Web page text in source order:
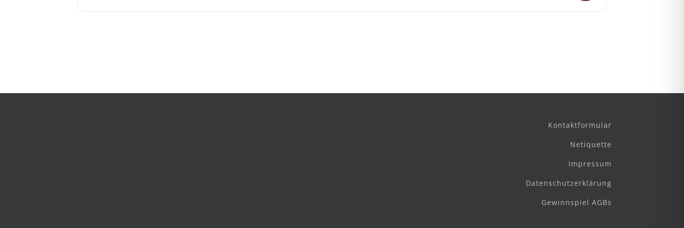
Kontaktformular
Netiquette
Impressum
Datenschutzerklärung
Gewinnspiel AGBs